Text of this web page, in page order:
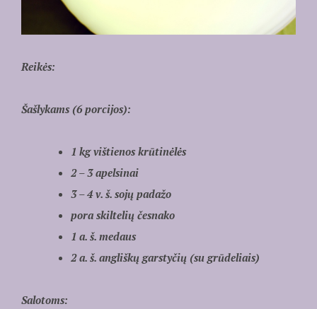
Reikės:
Šašlykams (6 porcijos):
1 kg vištienos krūtinėlės
2 – 3 apelsinai
3 – 4 v. š. sojų padažo
pora skiltelių česnako
1 a. š. medaus
2 a. š. angliškų garstyčių (su grūdeliais)
Salotoms: